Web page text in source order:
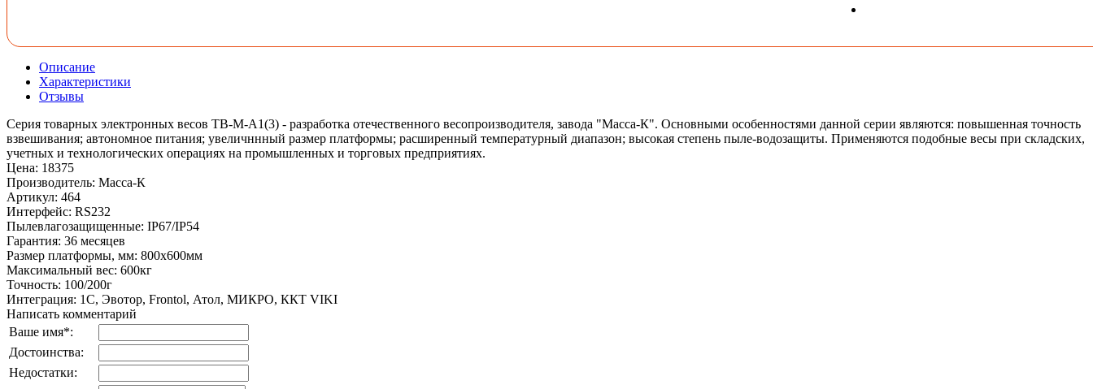
Описание
Характеристики
Отзывы
Серия товарных электронных весов ТВ-М-А1(3) - разработка отечественного весопроизводителя, завода "Масса-К". Основными особенностями данной серии являются: повышенная точность
взвешивания; автономное питания; увеличннный размер платформы; расширенный температурный диапазон; высокая степень пыле-водозащиты. Применяются подобные весы при складских,
учетных и технологических операциях на промышленных и торговых предприятиях.
Цена: 18375
Производитель: Масса-К
Артикул: 464
Интерфейс: RS232
Пылевлагозащищенные: IP67/IP54
Гарантия: 36 месяцев
Размер платформы, мм: 800х600мм
Максимальный вес: 600кг
Точность: 100/200г
Интеграция: 1С, Эвотор, Frontol, Атол, МИКРО, ККТ VIKI
Написать комментарий
Ваше имя*:
Достоинства:
Недостатки: